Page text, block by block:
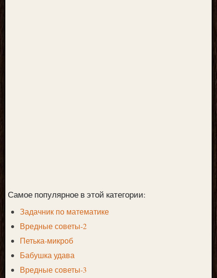
Самое популярное в этой категории:
Задачник по математике
Вредные советы-2
Петька-микроб
Бабушка удава
Вредные советы-3